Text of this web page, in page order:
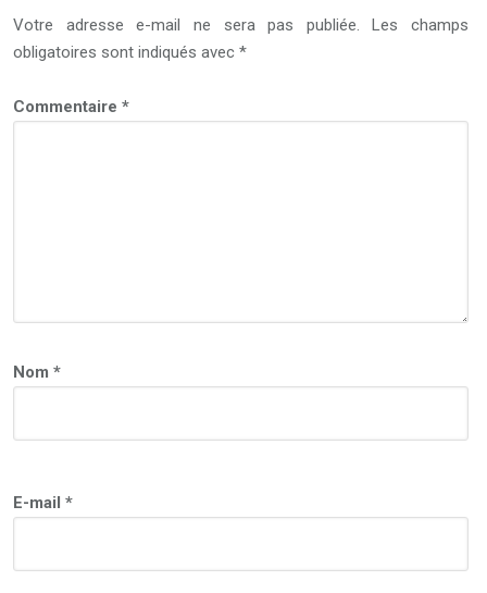
Votre adresse e-mail ne sera pas publiée.
Les champs
obligatoires sont indiqués avec *
Commentaire *
Nom *
E-mail *